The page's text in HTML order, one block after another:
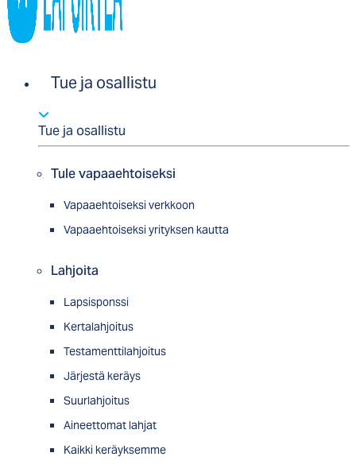
Tue ja osallistu
Tue ja osallistu
Tule vapaaehtoiseksi
Vapaaehtoiseksi verkkoon
Vapaaehtoiseksi yrityksen kautta
Lahjoita
Lapsisponssi
Kertalahjoitus
Testamenttilahjoitus
Järjestä keräys
Suurlahjoitus
Aineettomat lahjat
Kaikki keräyksemme